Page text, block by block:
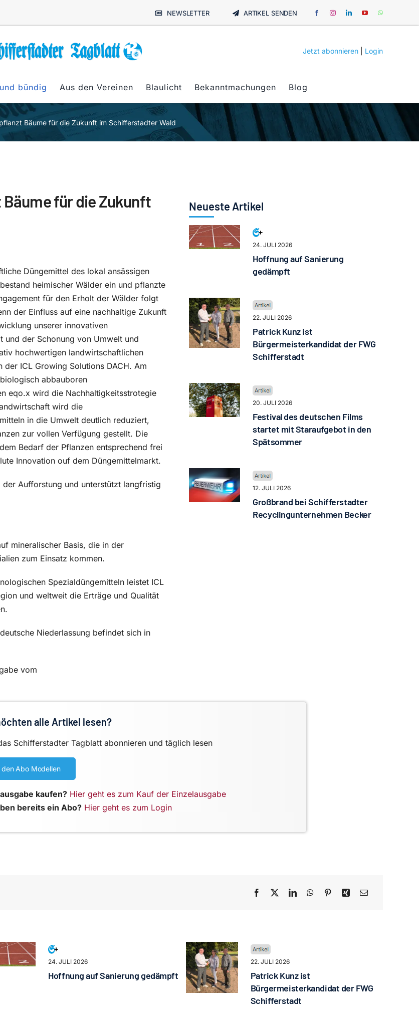
NEWSLETTER ARTIKEL SENDEN
Jetzt abonnieren Login
bündig Aus den Vereinen Blaulicht Bekanntmachungen Blog
Bäume für die Zukunft im Schifferstadter Wald
für die Zukunft
Düngemittel des lokal ansässigen
heimischer Wälder ein und pflanzte
für den Erholt der Wälder folgt
der Einfluss auf eine nachhaltige Zukunft
unserer innovativen
und der Schonung von Umwelt und
hochwertigen landwirtschaftlichen
ICL Growing Solutions DACH. Am
abbauboren
eqo.x wird die Nachhaltigkeitsstrotegie
wird die
in die Umwelt deutlich reduziert,
zur vollen Verfügung gestellt. Die
Bedarf der Pflanzen entsprechend frei
Innovation ouf dem Düngemittelmarkt.
Aufforstung und unterstützt langfristig
mineralischer Basis, die in der
zum Einsatz kommen.
Spezialdüngemitteln leistet ICL
und weltweit die Erträge und Qualität
Niederlassung befindet sich in
vom
Neueste Artikel
24. JULI 2026
Hoffnung auf Sanierung
gedämpft
22. JULI 2026
Patrick Kunz ist
Bürgermeisterkandidat der FWG
Schifferstadt
20. JULI 2026
Festival des deutschen Films
startet mit Staraufgebot in den
Spätsommer
12. JULI 2026
Großbrand bei Schifferstadter
Recyclingunternehmen Becker
alle Artikel lesen?
Schifferstadter Tagblatt abonnieren und täglich lesen
den Abo Modellen
kaufen? Hier geht es zum Kauf der Einzelausgabe
bereits ein Abo? Hier geht es zum Login
24. JULI 2026
Hoffnung auf Sanierung gedämpft
22. JULI 2026
Patrick Kunz ist
Bürgermeisterkandidat der FWG
Schifferstadt